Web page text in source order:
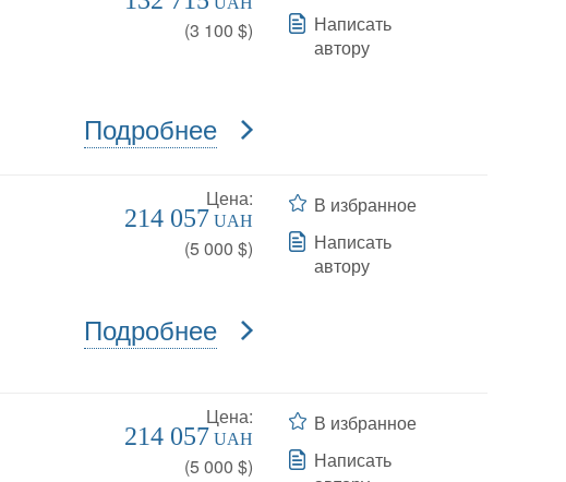
(3 100 $)
Подробнее
Написать
автору
Цена:
214 057 UAH
(5 000 $)
Подробнее
В избранное
Написать
автору
Цена:
214 057 UAH
(5 000 $)
В избранное
Написать